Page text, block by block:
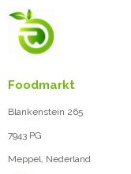
Foodmarkt
Blankenstein 265
7943 PG
Meppel, Nederland